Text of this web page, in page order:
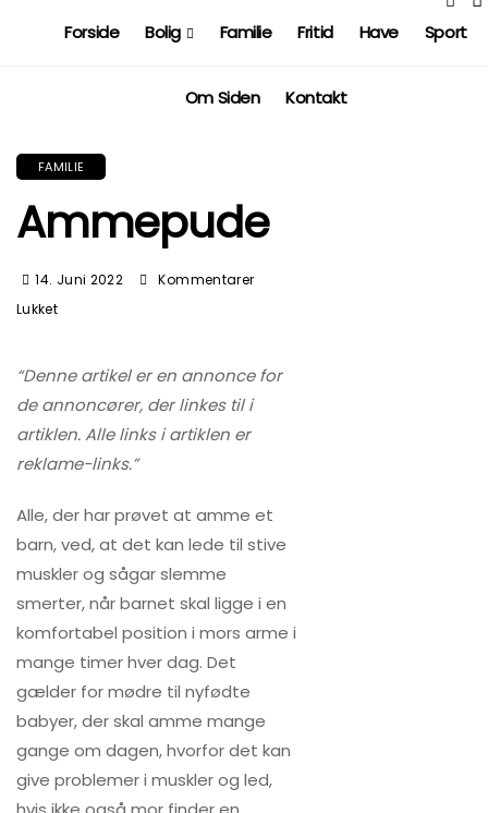
Forside Bolig Familie Fritid Have Sport
Om Siden Kontakt
FAMILIE
Ammepude
14. Juni 2022
Kommentarer
Lukket
“Denne artikel er en annonce for
de annoncører, der linkes til i
artiklen. Alle links i artiklen er
reklame-links.”
Alle, der har prøvet at amme et
barn, ved, at det kan lede til stive
muskler og sågar slemme
smerter, når barnet skal ligge i en
komfortabel position i mors arme i
mange timer hver dag. Det
gælder for mødre til nyfødte
babyer, der skal amme mange
gange om dagen, hvorfor det kan
give problemer i muskler og led,